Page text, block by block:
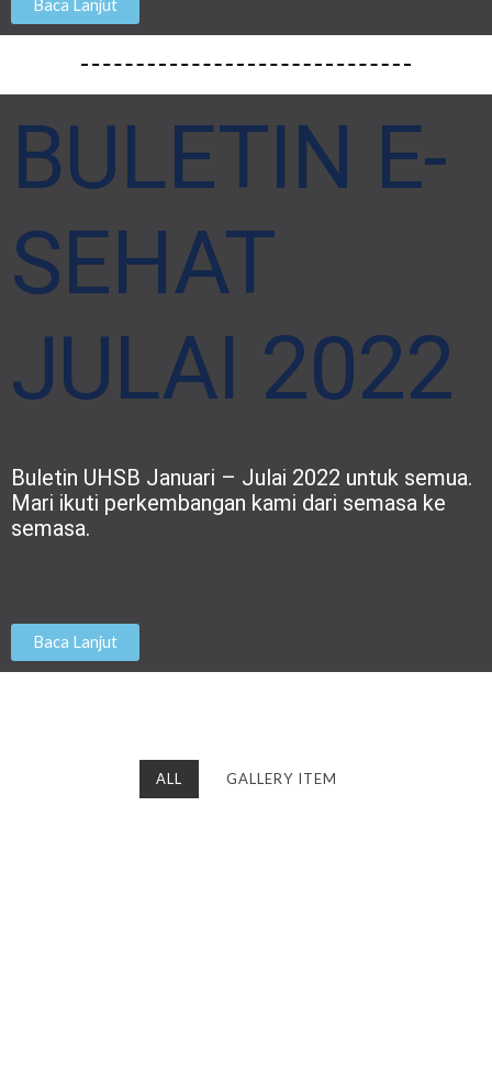
Baca Lanjut
BULETIN E-
SEHAT
JULAI 2022
Buletin UHSB Januari – Julai 2022 untuk semua.
Mari ikuti perkembangan kami dari semasa ke
semasa.
Baca Lanjut
ALL GALLERY ITEM